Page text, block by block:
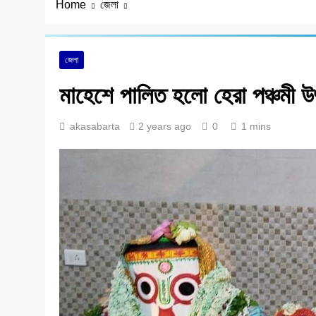
Home জেলা
জেলা
মাহেশে পালিত হলো হেরা পঞ্চমী
akasabarta 2 years ago 0 1 mins